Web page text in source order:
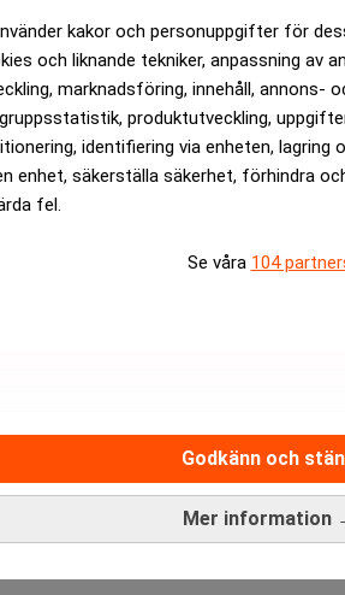
kakor och personuppgifter för
och liknande tekniker, anpassning av
marknadsföring, innehåll, annons-
produktutveckling,
identifiering via enheten,
enhet, säkerställa säkerhet, förhindra
fel.
Se våra 104
Mer information
Godkänn och
det hela veckan. Jag har inte fattat
på delad sjätte plats.
är tangerat sverigebäst i
här länge förut. Det går inte att
Karlsson som närmast ska tävla i
cutten hamnade längre ned i
över par.
är kostnadsfritt: Prenumerera